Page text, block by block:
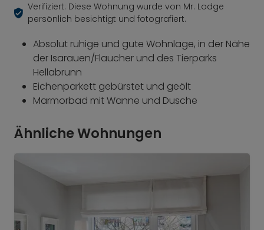
Verifiziert: Diese Wohnung wurde von Mr. Lodge
persönlich besichtigt und fotografiert.
Absolut ruhige und gute Wohnlage, in der Nähe
der Isarauen/Flaucher und des Tierparks
Hellabrunn
Eichenparkett gebürstet und geölt
Marmorbad mit Wanne und Dusche
Ähnliche Wohnungen